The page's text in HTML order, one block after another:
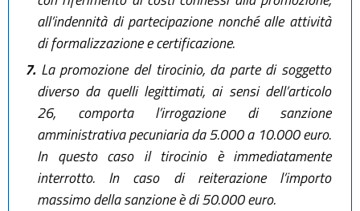
all’indennità di partecipazione nonché alle attività
di formalizzazione e certificazione.
7.La promozione del tirocinio, da parte di soggetto
diverso da quelli legittimati, ai sensi dell’articolo
26, comporta l’irrogazione di sanzione
amministrativa pecuniaria da 5.000 a 10.000 euro.
In questo caso il tirocinio è immediatamente
interrotto. In caso di reiterazione l’importo
massimo della sanzione è di 50.000 euro.